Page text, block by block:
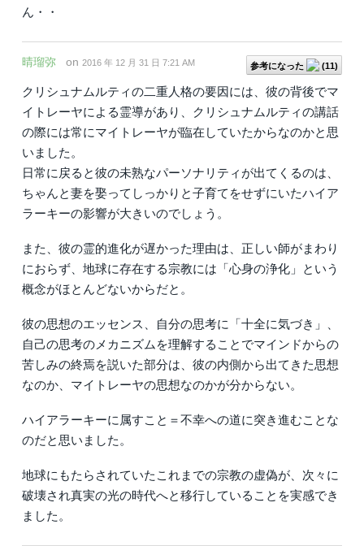
ん・・
参考になった (11)
晴瑠弥 on 2016 年 12 月 31 日 7:21 AM
クリシュナムルティの二重人格の要因には、彼の背後でマ
イトレーヤによる霊導があり、クリシュナムルティの講話
の際には常にマイトレーヤが臨在していたからなのかと思
いました。
日常に戻ると彼の未熟なパーソナリティが出てくるのは、
ちゃんと妻を娶ってしっかりと子育てをせずにいたハイア
ラーキーの影響が大きいのでしょう。
また、彼の霊的進化が遅かった理由は、正しい師がまわり
におらず、地球に存在する宗教には「心身の浄化」という
概念がほとんどないからだと。
彼の思想のエッセンス、自分の思考に「十全に気づき」、
自己の思考のメカニズムを理解することでマインドからの
苦しみの終焉を説いた部分は、彼の内側から出てきた思想
なのか、マイトレーヤの思想なのかが分からない。
ハイアラーキーに属すこと＝不幸への道に突き進むことな
のだと思いました。
地球にもたらされていたこれまでの宗教の虚偽が、次々に
破壊され真実の光の時代へと移行していることを実感でき
ました。